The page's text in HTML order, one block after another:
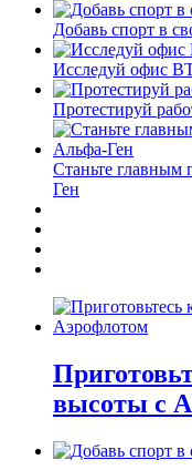
Добавь спорт в
Исследуй офис
Протестируй
Станьте главным
Ген
высоты с